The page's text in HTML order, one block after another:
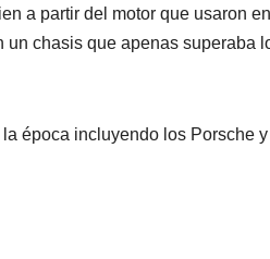
a partir del motor que usaron
un chasis que apenas superaba
época incluyendo los Porsche